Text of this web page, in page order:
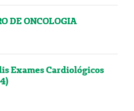
DE ONCOLOGIA
Exames Cardiológicos